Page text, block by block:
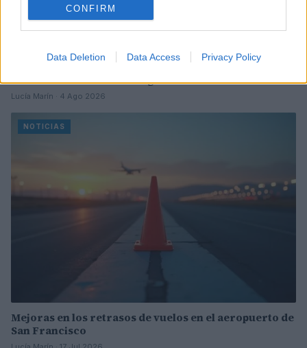
CONFIRM
Data Deletion Data Access Privacy Policy
Incidente de fuego en la Terminal 2 del aeropuerto
Murtala Muhammed en Lagos
Lucía Marín · 4 Ago 2026
NOTICIAS
Mejoras en los retrasos de vuelos en el aeropuerto de
San Francisco